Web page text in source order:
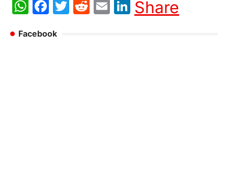
WhatsApp
Facebook
Twitter
Reddit
EmailLinkedIn
Share
Facebook